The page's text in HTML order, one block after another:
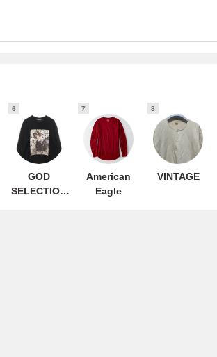
6
GOD
SELECTION
7
American
Eagle
8
VINTAGE